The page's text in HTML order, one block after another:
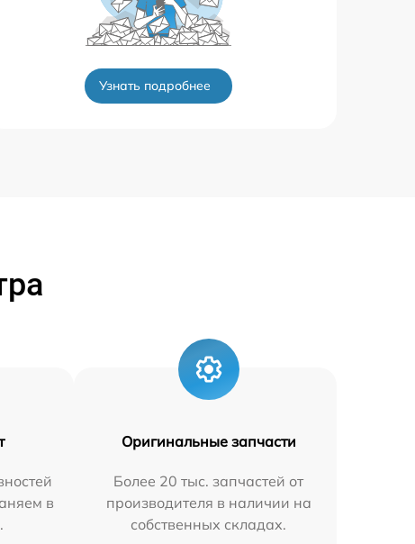
Узнать подробнее
в
Оригинальные запчасти
Более 20 тыс. запчастей от
производителя в наличии на
собственных складах.